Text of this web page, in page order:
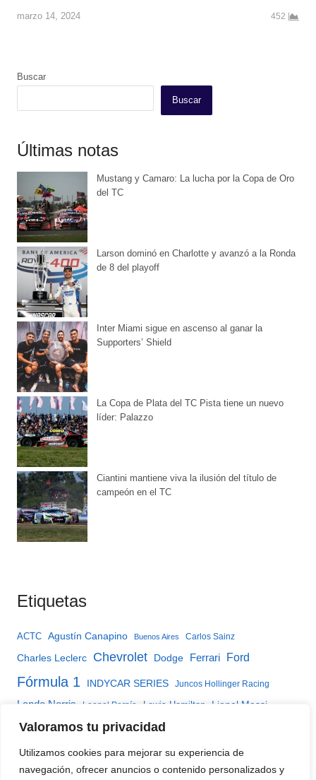
Valoramos tu privacidad
Utilizamos cookies para mejorar su experiencia de
navegación, ofrecer anuncios o contenido personalizados y
marzo 14, 2024 452
Buscar
Buscar
Últimas notas
Mustang y Camaro: La lucha por la Copa de Oro
del TC
Larson dominó en Charlotte y avanzó a la Ronda
de 8 del playoff
Inter Miami sigue en ascenso al ganar la
Supporters’ Shield
La Copa de Plata del TC Pista tiene un nuevo
líder: Palazzo
Ciantini mantiene viva la ilusión del título de
campeón en el TC
Etiquetas
ACTC Agustín Canapino Buenos Aires Carlos Sainz
Charles Leclerc Chevrolet Dodge Ferrari Ford
Fórmula 1 INDYCAR SERIES Juncos Hollinger Racing
Lando Norris Leonel Pernía Lewis Hamilton Lionel Messi
Matías Rossi Max Verstappen McLaren
TC Pista Mouras Torino Turismo Carretera